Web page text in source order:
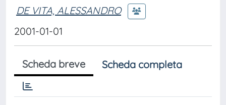
DE VITA, ALESSANDRO
2001-01-01
Scheda breve Scheda completa